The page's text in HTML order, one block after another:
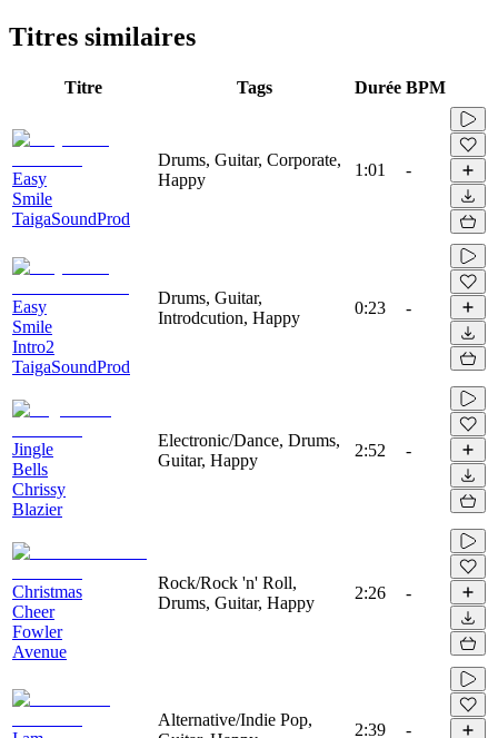
Titres similaires
Titre Tags Durée BPM
Easy
Smile
TaigaSoundProd
Drums, Guitar, Corporate,
Happy
1:01 -
Easy
Smile
Intro2
TaigaSoundProd
Drums, Guitar,
Introdcution, Happy
0:23 -
Jingle
Bells
Chrissy
Blazier
Electronic/Dance, Drums,
Guitar, Happy
2:52 -
Christmas
Cheer
Fowler
Avenue
Rock/Rock 'n' Roll,
Drums, Guitar, Happy
2:26 -
Alternative/Indie Pop,
2:39 -